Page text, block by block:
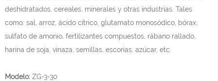
deshidratados, cereales, minerales y otras industrias. Tales
como: sal, arroz, ácido cítrico, glutamato monosódico, bórax,
sulfato de amonio, fertilizantes compuestos, rábano rallado,
harina de soja, vinaza, semillas, escorias, azúcar, etc.
Modelo: ZG-3-30